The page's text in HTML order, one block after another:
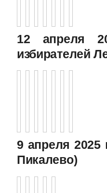
12 апреля
избирателей
9 апреля 2025
Пикалево)